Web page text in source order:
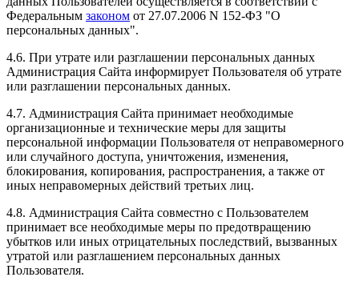
Федеральным законом от 27.07.2006 N 152-ФЗ "О
персональных данных".
4.6. При утрате или разглашении персональных данных
Администрация Сайта информирует Пользователя об утрате
или разглашении персональных данных.
4.7. Администрация Сайта принимает необходимые
организационные и технические меры для защиты
персональной информации Пользователя от неправомерного
или случайного доступа, уничтожения, изменения,
блокирования, копирования, распространения, а также от
иных неправомерных действий третьих лиц.
4.8. Администрация Сайта совместно с Пользователем
принимает все необходимые меры по предотвращению
убытков или иных отрицательных последствий, вызванных
утратой или разглашением персональных данных
Пользователя.